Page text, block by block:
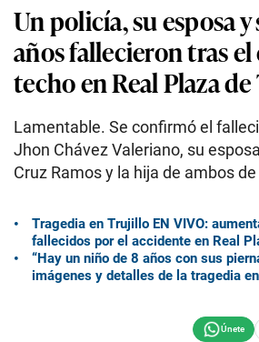
Un policía, su esposa
años fallecieron tras
techo en Real Plaza
Lamentable. Se confirmó el
Jhon Chávez Valeriano, su
Cruz Ramos y la hija de ambos
Tragedia en Trujillo EN VIVO:
fallecidos por el accidente en Real
“Hay un niño de 8 años con sus
imágenes y detalles de la tragedia